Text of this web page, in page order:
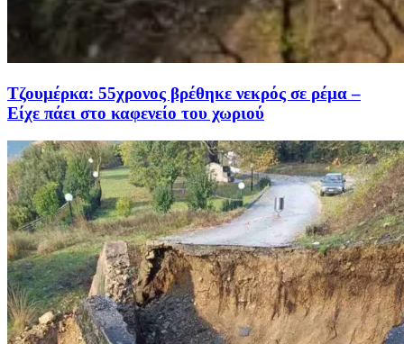
Τζουμέρκα: 55χρονος βρέθηκε νεκρός σε ρέμα –
Είχε πάει στο καφενείο του χωριού